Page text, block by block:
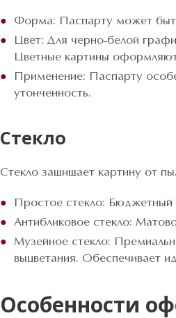
Форма: Паспарту может
Цвет: Для черно-белой
Цветные картины
Применение: Паспарту
утонченность.
Стекло
Стекло защищает картину от
Простое стекло: Бюджетный
Антибликовое стекло:
Музейное стекло:
выцветания. Обеспечивает
Особенности